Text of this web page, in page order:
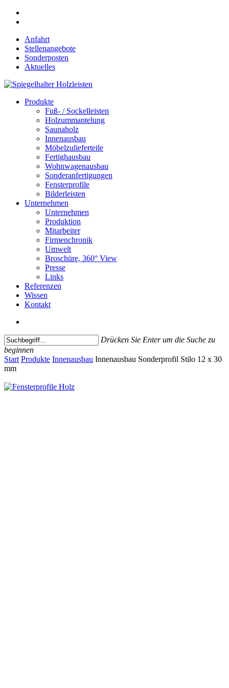
Skip
contentAnfahrt
Stellenangebote
Sonderposten
Aktuelles
search
Menu
Produkte
Fuß- / Sockelleisten
Holzummantelung
Saunaholz
Innenausbau
Möbelzulieferteile
Fertighausbau
Wohnwagenausbau
Sonderanfertigungen
Fensterprofile
Bilderleisten
Unternehmen
Unternehmen
Produktion
Mitarbeiter
Firmenchronik
Umwelt
Broschüre, 360° View
Presse
Links
Referenzen
Wissen
Kontakt
Drücken Sie Enter um die Suche zu
beginnen
Close
Search
Start Produkte Innenausbau Innenausbau Sonderprofil Stilo 12 x 30
mm